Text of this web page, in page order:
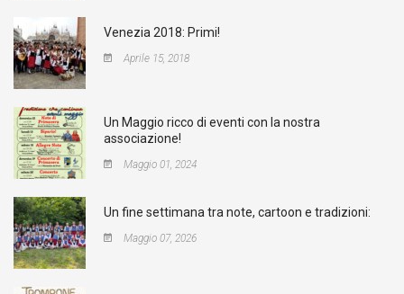
Venezia 2018: Primi!
Aprile 15, 2018
Un Maggio ricco di eventi con la nostra
associazione!
Maggio 01, 2024
Un fine settimana tra note, cartoon e tradizioni:
Maggio 07, 2026